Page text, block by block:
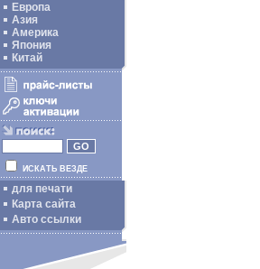
Европа
Азия
Америка
Япония
Китай
ИСКАТЬ ВЕЗДЕ
для печати
Карта сайта
Авто ссылки